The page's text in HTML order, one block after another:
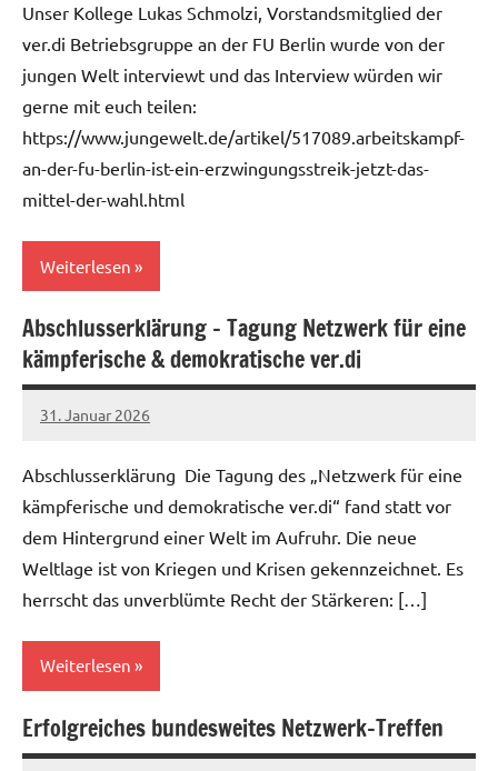
Unser Kollege Lukas Schmolzi, Vorstandsmitglied der
ver.di Betriebsgruppe an der FU Berlin wurde von der
jungen Welt interviewt und das Interview würden wir
gerne mit euch teilen:
https://www.jungewelt.de/artikel/517089.arbeitskampf-
an-der-fu-berlin-ist-ein-erzwingungsstreik-jetzt-das-
mittel-der-wahl.html
Weiterlesen
Allgemein
Abschlusserklärung – Tagung Netzwerk für eine
kämpferische & demokratische ver.di
31. Januar 2026
alexander
Abschlusserklärung Die Tagung des „Netzwerk für eine
kämpferische und demokratische ver.di“ fand statt vor
dem Hintergrund einer Welt im Aufruhr. Die neue
Weltlage ist von Kriegen und Krisen gekennzeichnet. Es
herrscht das unverblümte Recht der Stärkeren: […]
Weiterlesen
Allgemein
Erfolgreiches bundesweites Netzwerk-Treffen